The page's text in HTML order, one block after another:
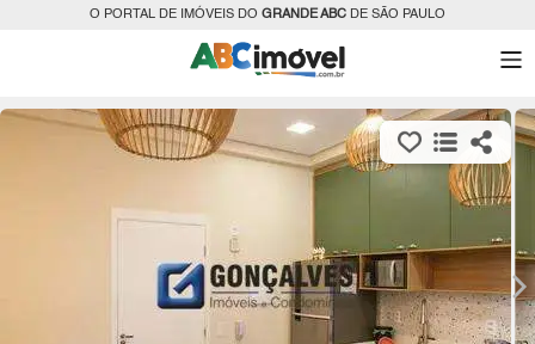
O PORTAL DE IMÓVEIS DO GRANDE ABC DE SÃO PAULO